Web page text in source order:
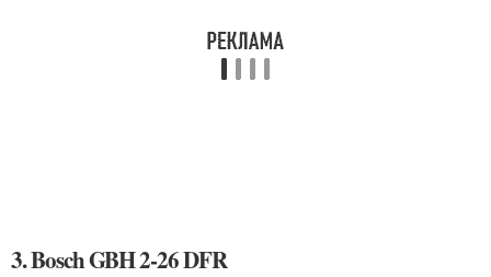
3. Bosch GBH 2-26 DFR